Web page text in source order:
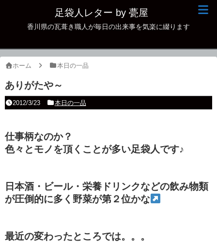
足袋人レター by 甍屋
香川県の瓦葺き職人が毎日の出来事を気楽に綴ります
ホーム 本日の一品
ありがたや～
2012/3/23 本日の一品
仕事柄なのか？
色々とモノを頂くことが多い足袋人です♪
日本酒・ビール・栄養ドリンクなどの飲み物類
が圧倒的に多く野菜が第２位かな
最近の変わったところでは。。。
現場日記
古瓦
本日の一品